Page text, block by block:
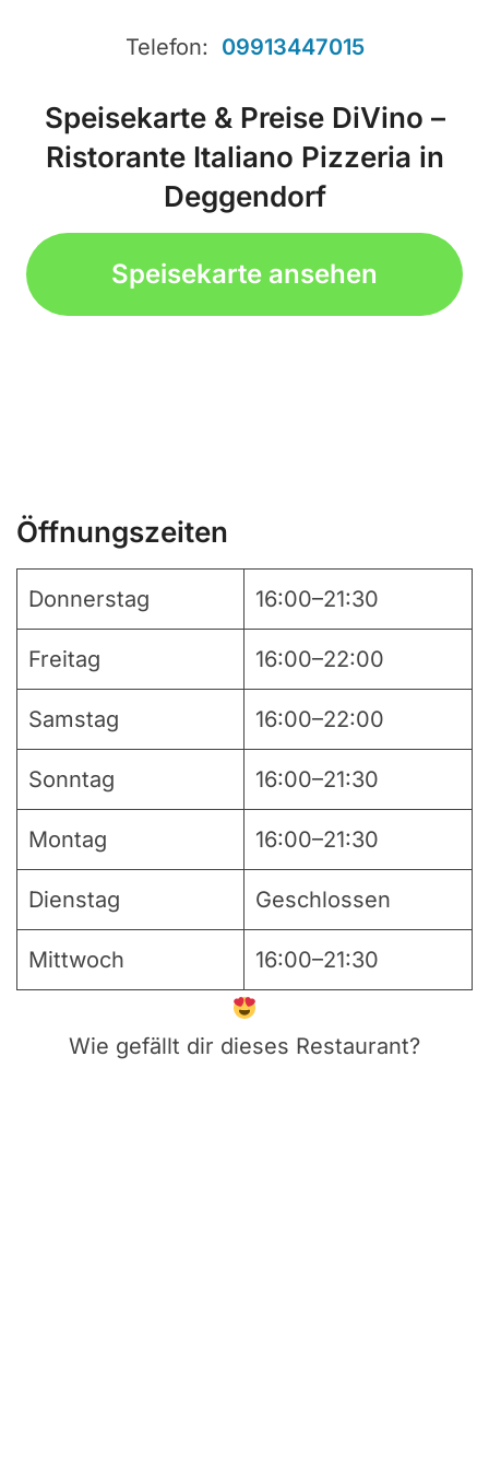
Telefon: 09913447015
Speisekarte & Preise DiVino –
Ristorante Italiano Pizzeria in
Deggendorf
Speisekarte ansehen
Öffnungszeiten
Donnerstag 16:00–21:30
Freitag 16:00–22:00
Samstag 16:00–22:00
Sonntag 16:00–21:30
Montag 16:00–21:30
Dienstag Geschlossen
Mittwoch 16:00–21:30
Wie gefällt dir dieses Restaurant?